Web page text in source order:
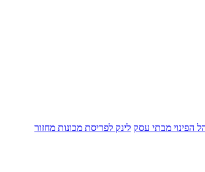
הפינוי מבתי עסק לינק לפריסת מכונות מחזור